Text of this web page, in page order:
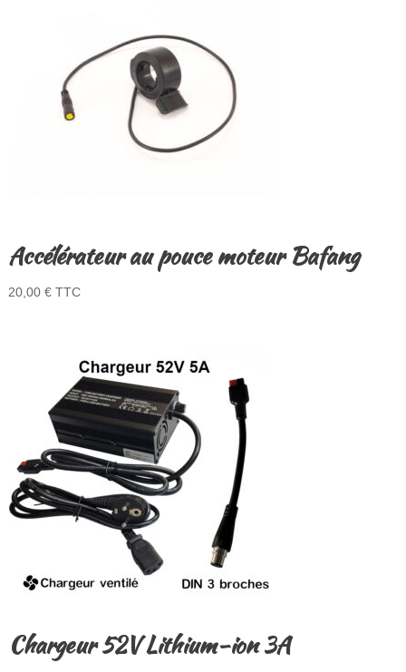
Accélérateur au pouce moteur Bafang
20,00 € TTC
Chargeur 52V Lithium-ion 3A